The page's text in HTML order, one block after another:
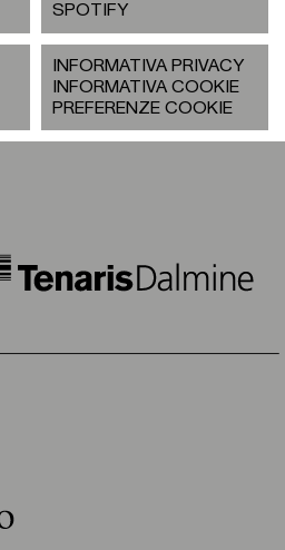
SPOTIFY
INFORMATIVA PRIVACY
INFORMATIVA COOKIE
PREFERENZE COOKIE